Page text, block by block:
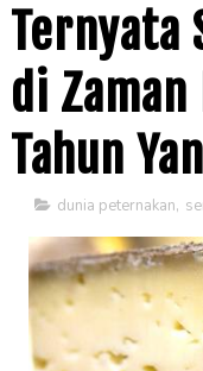
Ternyata
di
Tahun
dunia peternakan,